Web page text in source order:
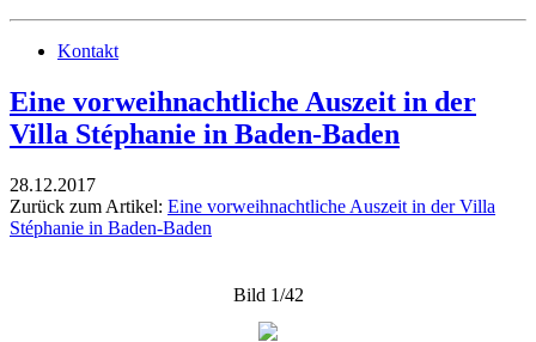
Kontakt
Eine vorweihnachtliche Auszeit in der
Villa Stéphanie in Baden-Baden
28.12.2017
Zurück zum Artikel: Eine vorweihnachtliche Auszeit in der Villa
Stéphanie in Baden-Baden
Bild 1/42